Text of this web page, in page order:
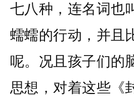
七八种，连名词也
蠕蠕的行动，并且
呢。况且孩子们的
思想，对着这些《